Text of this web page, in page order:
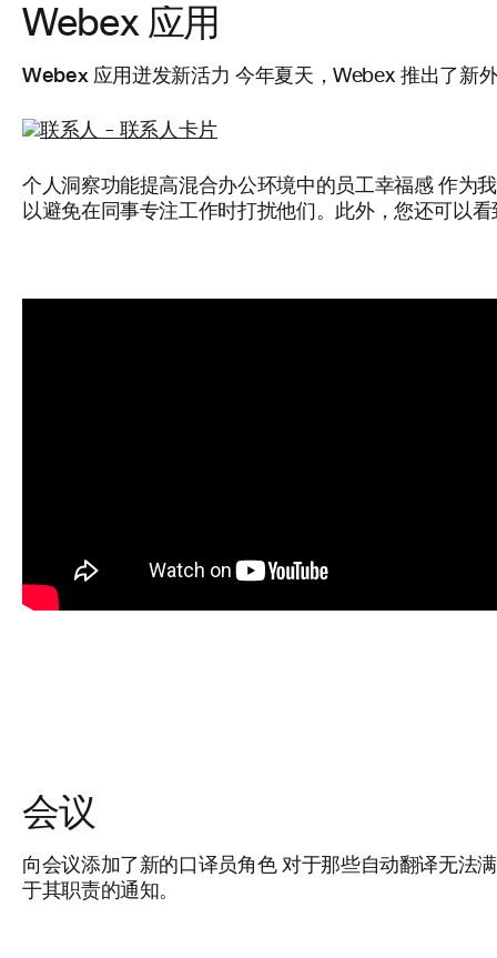
Webex 应用
Webex 应用迸发新活力 今年夏天，Webex 推出了新
个人洞察功能提高混合办公环境中的员工幸福感作为
以避免在同事专注工作时打扰他们。此外，您还可以
会议
向会议添加了新的口译员角色对于那些自动翻译无法
于其职责的通知。